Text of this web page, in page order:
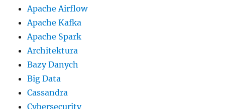
Apache Airflow
Apache Kafka
Apache Spark
Architektura
Bazy Danych
Big Data
Cassandra
Cybersecurity